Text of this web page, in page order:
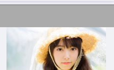
尝试增加你的收入。这就是
一个特别的人，却明白永远
得不放弃。